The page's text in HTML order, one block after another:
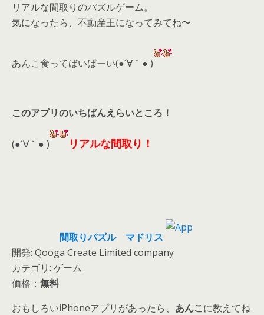
リアルな間取りのパズルゲーム。
気になったら、不動産王になってみてね〜
あんこ食ってばいばーい(●´∀｀● )
このアプリのいちばんえらいところ！
(●´∀｀● ) リアルな間取り！
間取りパズル マドリス
開発: Qooga Create Limited company
カテゴリ: ゲーム
価格： 無料
おもしろいiPhoneアプリがあったら、 あんこに教えてね